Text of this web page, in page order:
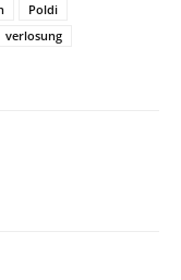
Poldi
verlosung